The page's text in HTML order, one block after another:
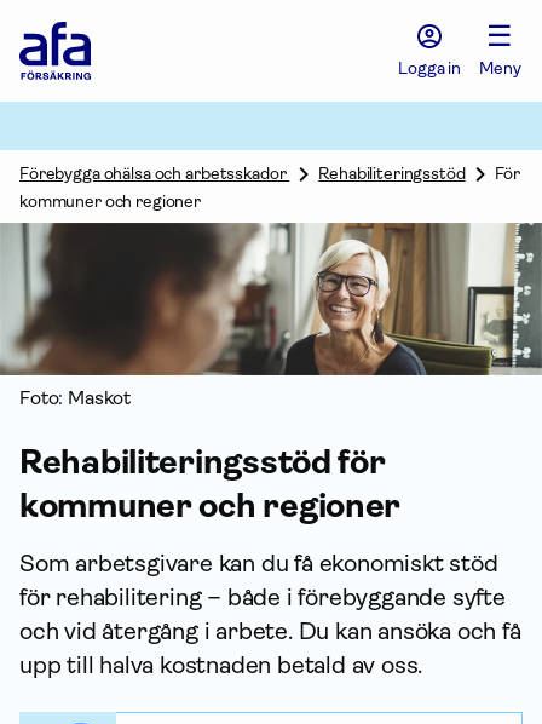
Försäkring
Logga in
☰
Meny
Förebygga ohälsa och arbetsskador Rehabiliteringsstöd
För
kommuner och regioner
Foto: Maskot
Rehabili­terings­stöd för
kommuner och regioner
Som arbetsgivare kan du få ekonomiskt stöd
för rehabilitering – både i förebyggande syfte
och vid återgång i arbete. Du kan ansöka och få
upp till halva kostnaden betald av oss.